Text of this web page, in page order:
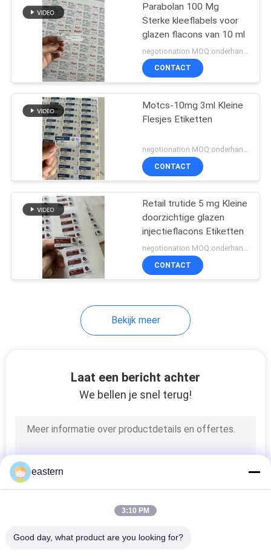
Farmaceutische
verpakkende doos
Het Etiket van de
geneeskundefles
De Doos van de
kleine glasflesjes
Parabolan 100 Mg
Sterke kleeflabels voor
glazen flacons van 10 ml
CONTACT
Motcs-10mg 3ml Kleine
Flesjes Etiketten
negotionation MOQ:onderhandeling
CONTACT
Retail trutide 5 mg Kleine
doorzichtige glazen
injectieflacons Etiketten
negotionation MOQ:onderhandeling
CONTACT
Bekijk meer
Laat een bericht achter
We bellen je snel terug!
eastern
3:10 PM
Good day, what product are you looking for?